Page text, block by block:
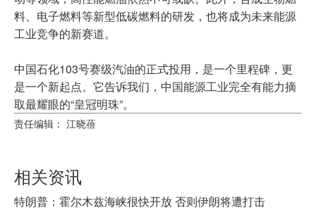
料、电子燃料等新型低碳燃料的研发，也将成为未来能源
工业竞争的新赛道。
中国石化103号赛级汽油的正式投用，是一个里程碑，更
是一个新起点。它告诉我们，中国能源工业完全有能力摘
取最耀眼的“皇冠明珠”。
责任编辑： 江晓蓓
相关资讯
特朗普：霍尔木兹海峡很快开放 否则伊朗将遭打击